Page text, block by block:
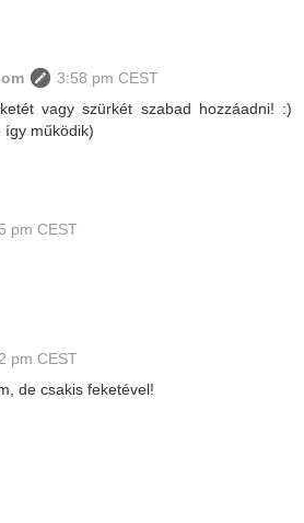
3:58 pm CEST
vagy szürkét szabad hozzáadni! :)
így működik)
pm CEST
pm CEST
de csakis feketével!